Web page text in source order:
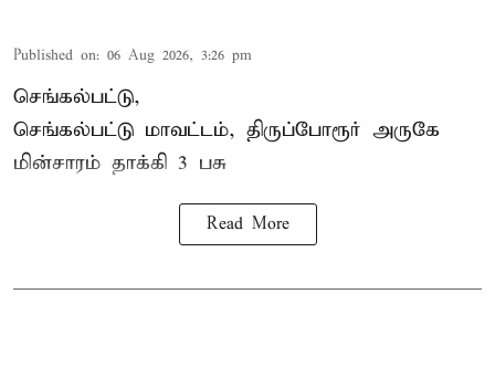
Published on: 06 Aug 2026, 3:26 pm
செங்கல்பட்டு,
செங்கல்பட்டு மாவட்டம், திருப்போரூர் அருகே
மின்சாரம் தாக்கி 3 பசு
Read More